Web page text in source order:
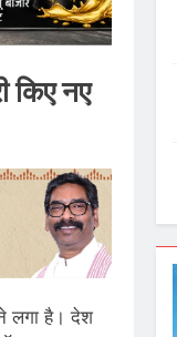
नए
लगा है। देश